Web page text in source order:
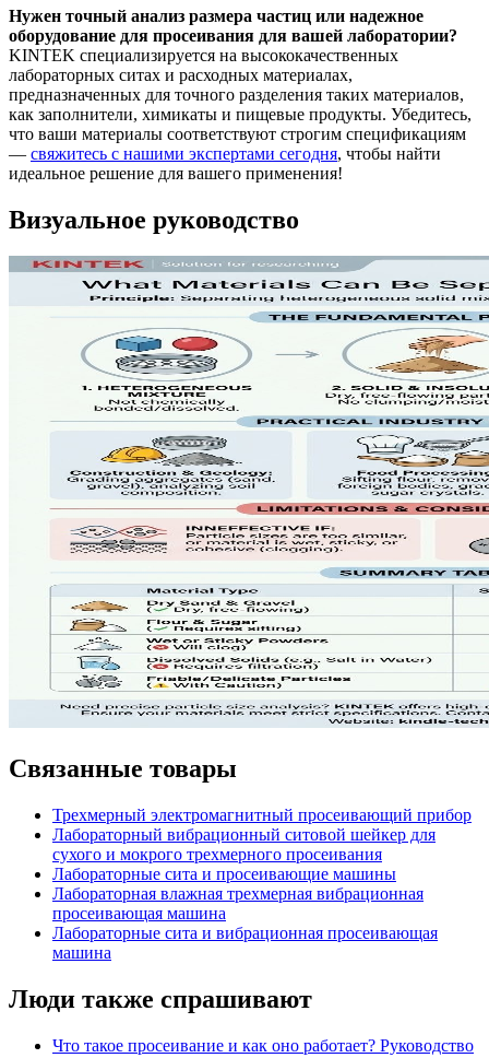
Нужен точный анализ размера частиц или надежное
оборудование для просеивания для вашей лаборатории?
KINTEK специализируется на высококачественных
лабораторных ситах и расходных материалах,
предназначенных для точного разделения таких материалов,
как заполнители, химикаты и пищевые продукты. Убедитесь,
что ваши материалы соответствуют строгим спецификациям
— свяжитесь с нашими экспертами сегодня, чтобы найти
идеальное решение для вашего применения!
Визуальное руководство
Связанные товары
Трехмерный электромагнитный просеивающий прибор
Лабораторный вибрационный ситовой шейкер для
сухого и мокрого трехмерного просеивания
Лабораторные сита и просеивающие машины
Лабораторная влажная трехмерная вибрационная
просеивающая машина
Лабораторные сита и вибрационная просеивающая
машина
Люди также спрашивают
Что такое просеивание и как оно работает? Руководство